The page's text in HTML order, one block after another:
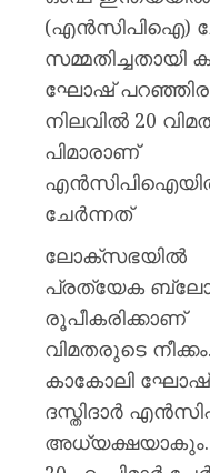
(എന്‍സിപിഐ)
സമ്മതിച്ചതായി
ഘോഷ്
നിലവില്‍ 20
പിമാരാണ്
ചേർന്നത്
ലോക്‌സഭയില്‍
പ്രത്യേക
രൂപീകരിക്കാണ്
വിമതരുടെ നീക്കം.
കാകോലി ഘോഷ്
ദസ്തിദാര്‍